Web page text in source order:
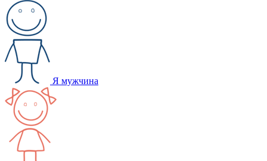
Я мужчина